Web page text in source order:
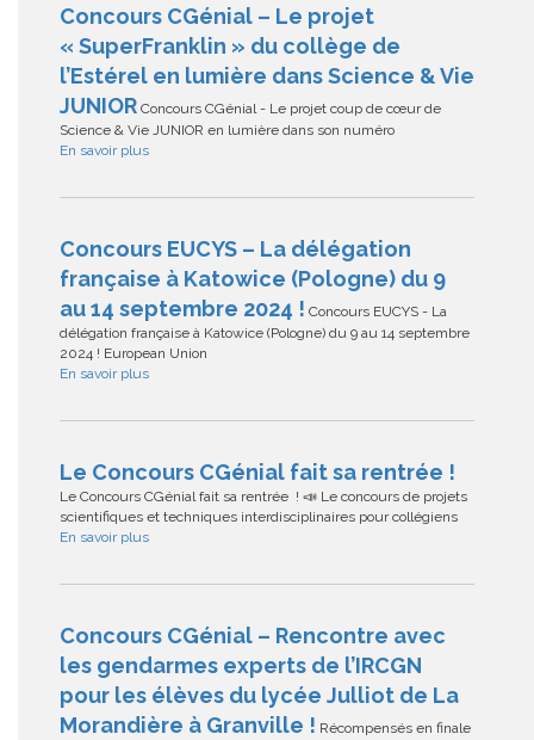
Concours CGénial – Le projet
« SuperFranklin » du collège de
l’Estérel en lumière dans Science & Vie
JUNIOR Concours CGénial - Le projet coup de cœur de
Science & Vie JUNIOR en lumière dans son numéro
En savoir plus
Concours EUCYS – La délégation
française à Katowice (Pologne) du 9
au 14 septembre 2024 ! Concours EUCYS - La
délégation française à Katowice (Pologne) du 9 au 14 septembre
2024 ! European Union
En savoir plus
Le Concours CGénial fait sa rentrée !
Le Concours CGénial fait sa rentrée ! 📣 Le concours de projets
scientifiques et techniques interdisciplinaires pour collégiens
En savoir plus
Concours CGénial – Rencontre avec
les gendarmes experts de l’IRCGN
pour les élèves du lycée Julliot de La
Morandière à Granville ! Récompensés en finale